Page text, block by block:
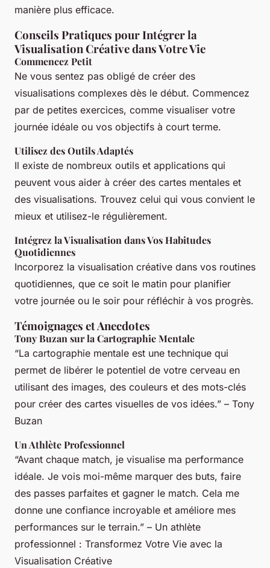
manière plus efficace.
Conseils Pratiques pour Intégrer la
Visualisation Créative dans Votre Vie
Commencez Petit
Ne vous sentez pas obligé de créer des
visualisations complexes dès le début. Commencez
par de petites exercices, comme visualiser votre
journée idéale ou vos objectifs à court terme.
Utilisez des Outils Adaptés
Il existe de nombreux outils et applications qui
peuvent vous aider à créer des cartes mentales et
des visualisations. Trouvez celui qui vous convient le
mieux et utilisez-le régulièrement.
Intégrez la Visualisation dans Vos Habitudes
Quotidiennes
Incorporez la visualisation créative dans vos routines
quotidiennes, que ce soit le matin pour planifier
votre journée ou le soir pour réfléchir à vos progrès.
Témoignages et Anecdotes
Tony Buzan sur la Cartographie Mentale
“La cartographie mentale est une technique qui
permet de libérer le potentiel de votre cerveau en
utilisant des images, des couleurs et des mots-clés
pour créer des cartes visuelles de vos idées.” – Tony
Buzan
Un Athlète Professionnel
“Avant chaque match, je visualise ma performance
idéale. Je vois moi-même marquer des buts, faire
des passes parfaites et gagner le match. Cela me
donne une confiance incroyable et améliore mes
performances sur le terrain.” – Un athlète
professionnel : Transformez Votre Vie avec la
Visualisation Créative